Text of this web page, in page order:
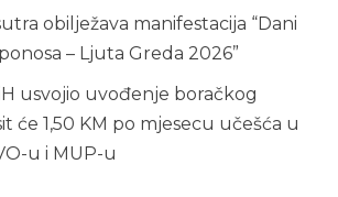
obilježava manifestacija “Dani
– Ljuta Greda 2026”
usvojio uvođenje boračkog
će 1,50 KM po mjesecu učešća u
u i MUP-u